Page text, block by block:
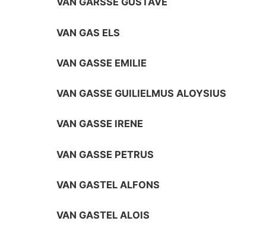
VAN GAS ELS
VAN GASSE EMILIE
VAN GASSE GUILIELMUS ALOYSIUS
VAN GASSE IRENE
VAN GASSE PETRUS
VAN GASTEL ALFONS
VAN GASTEL ALOIS